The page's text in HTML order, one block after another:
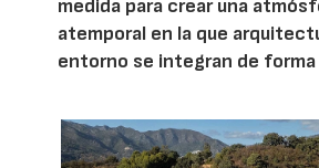
medida para crear una
atemporal en la que
entorno se integran de